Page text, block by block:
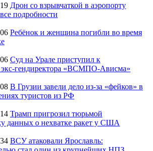
Дрон со взрывчаткой в аэропорту
подробности
Ребёнок и женщина погибли во время
Суд на Урале приступил к
экс-гендиректора «ВСМПО-Ависма»
В Грузии завели дело из-за «фейков» в
туристов из РФ
Трамп пригрозил тюрьмой
данных о нехватке ракет у США
ВСУ атаковали Ярославль: